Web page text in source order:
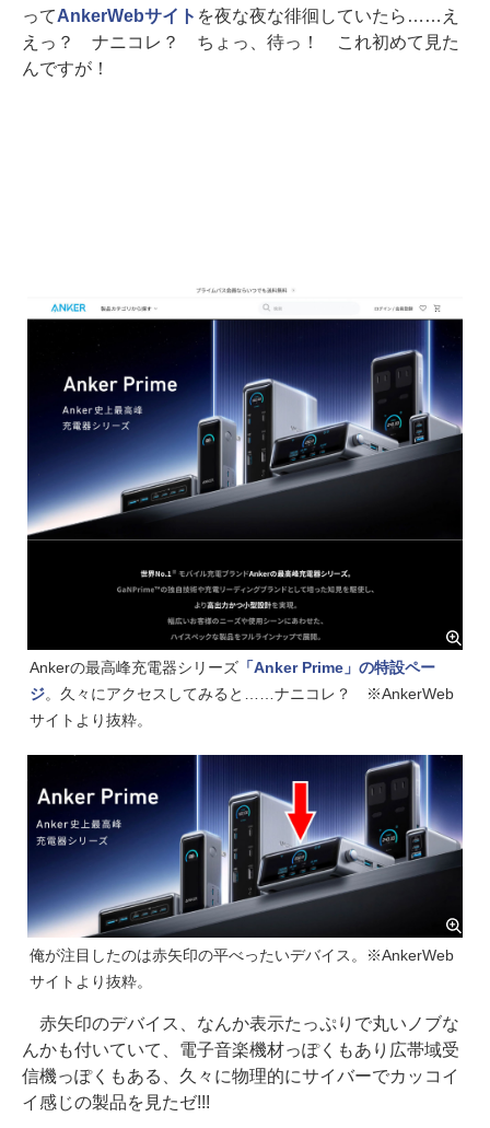
ってAnkerWebサイト を夜な夜な徘徊していたら……え
えっ？ ナニコレ？ ちょっ、待っ！ これ初めて見た
んですが！
Ankerの最高峰充電器シリーズ「Anker Prime」の特設ペー
ジ。久々にアクセスしてみると……ナニコレ？ ※AnkerWeb
サイトより抜粋。
俺が注目したのは赤矢印の平べったいデバイス。※AnkerWeb
サイトより抜粋。
赤矢印のデバイス、なんか表示たっぷりで丸いノブな
んかも付いていて、電子音楽機材っぽくもあり広帯域受
信機っぽくもある、久々に物理的にサイバーでカッコイ
イ感じの製品を見たゼ!!!